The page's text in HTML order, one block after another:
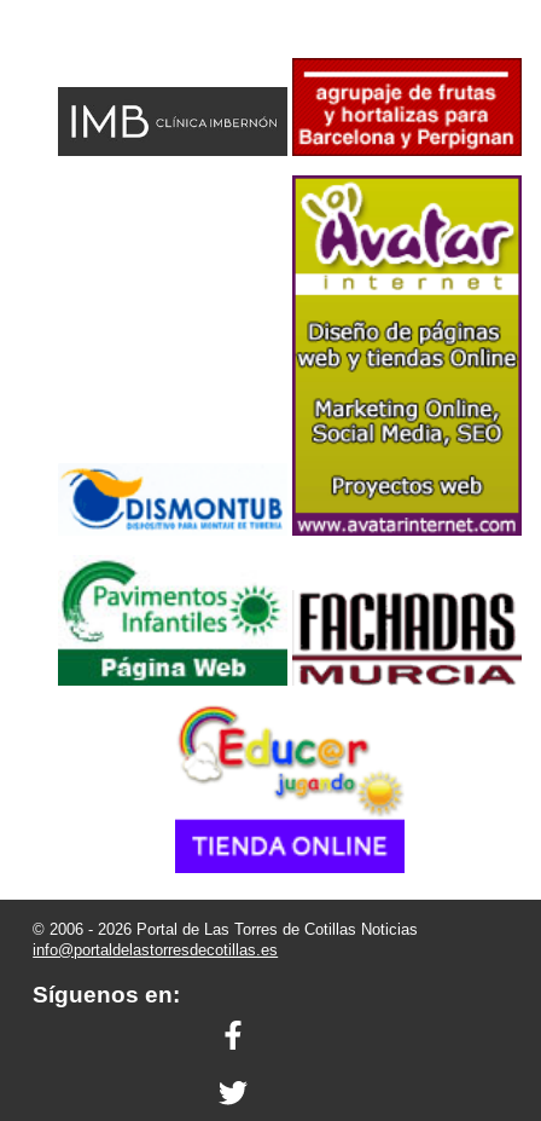
© 2006 - 2026 Portal de Las Torres de Cotillas Noticias
info@portaldelastorresdecotillas.es
Síguenos en: